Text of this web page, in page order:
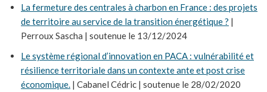
La fermeture des centrales à charbon en France : des projets
de territoire au service de la transition énergétique ? |
Perroux Sascha | soutenue le 13/12/2024
Le système régional d’innovation en PACA : vulnérabilité et
résilience territoriale dans un contexte ante et post crise
économique. | Cabanel Cédric | soutenue le 28/02/2020